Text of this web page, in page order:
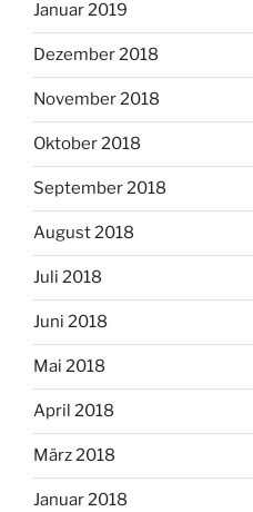
Januar 2019
Dezember 2018
November 2018
Oktober 2018
September 2018
August 2018
Juli 2018
Juni 2018
Mai 2018
April 2018
März 2018
Januar 2018